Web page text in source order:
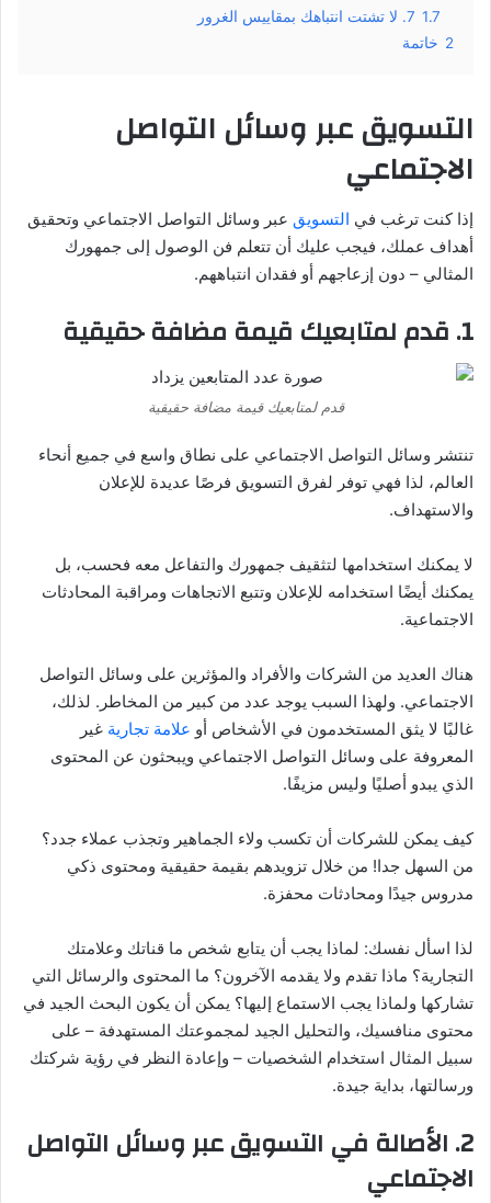
1.7 7. لا تشتت انتباهك بمقاييس الغرور
2 خاتمة
التسويق عبر وسائل التواصل
الاجتماعي
إذا كنت ترغب في التسويق عبر وسائل التواصل الاجتماعي وتحقيق
أهداف عملك، فيجب عليك أن تتعلم فن الوصول إلى جمهورك
المثالي – دون إزعاجهم أو فقدان انتباههم.
1. قدم لمتابعيك قيمة مضافة حقيقية
قدم لمتابعيك قيمة مضافة حقيقية
تنتشر وسائل التواصل الاجتماعي على نطاق واسع في جميع أنحاء
العالم، لذا فهي توفر لفرق التسويق فرصًا عديدة للإعلان
والاستهداف.
لا يمكنك استخدامها لتثقيف جمهورك والتفاعل معه فحسب، بل
يمكنك أيضًا استخدامه للإعلان وتتبع الاتجاهات ومراقبة المحادثات
الاجتماعية.
هناك العديد من الشركات والأفراد والمؤثرين على وسائل التواصل
الاجتماعي. ولهذا السبب يوجد عدد من كبير من المخاطر. لذلك،
غالبًا لا يثق المستخدمون في الأشخاص أو علامة تجارية غير
المعروفة على وسائل التواصل الاجتماعي ويبحثون عن المحتوى
الذي يبدو أصليًا وليس مزيفًا.
كيف يمكن للشركات أن تكسب ولاء الجماهير وتجذب عملاء جدد؟
من السهل جدا! من خلال تزويدهم بقيمة حقيقية ومحتوى ذكي
مدروس جيدًا ومحادثات محفزة.
لذا اسأل نفسك: لماذا يجب أن يتابع شخص ما قناتك وعلامتك
التجارية؟ ماذا تقدم ولا يقدمه الآخرون؟ ما المحتوى والرسائل التي
تشاركها ولماذا يجب الاستماع إليها؟ يمكن أن يكون البحث الجيد في
محتوى منافسيك، والتحليل الجيد لمجموعتك المستهدفة – على
سبيل المثال استخدام الشخصيات – وإعادة النظر في رؤية شركتك
ورسالتها، بداية جيدة.
2. الأصالة في التسويق عبر وسائل التواصل
الاجتماعي